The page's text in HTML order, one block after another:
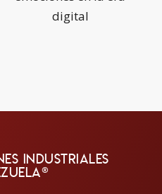
INDUSTRIALES